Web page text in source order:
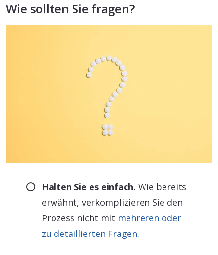
Wie sollten Sie fragen?
Halten Sie es einfach. Wie bereits
erwähnt, verkomplizieren Sie den
Prozess nicht mit mehreren oder
zu detaillierten Fragen.